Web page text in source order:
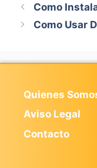
Como
Como Usar
Quienes
Aviso Legal
Contacto